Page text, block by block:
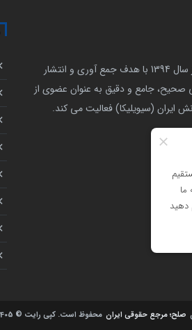
مرجع حقوقی ایران از سال 1394 با هدف جمع آوری و انتشار
صحیح، جامع و دقیق به عنوان عضوی از
ایران (سیویلیکا) فعالیت می کند.
صلح؛ مرجع حقوقی ایران محفوظ است. کپی رایت © 1405